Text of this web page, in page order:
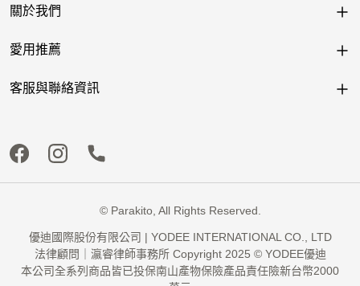
關於我們
愛用推薦
客服與聯絡資訊
© Parakito, All Rights Reserved.
優迪國際股份有限公司 | YODEE INTERNATIONAL CO., LTD
法律顧問｜瀛睿律師事務所 Copyright 2025 © YODEE優迪
本公司全系列商品皆已投保南山產物保險產品責任險新台幣2000